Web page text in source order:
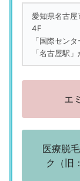
エミナルクリ
「駅から近く
った」
（24歳／正社
福祉系など）
エミナルクリ
「前回の施術
（33歳／その
系など）
評判の悪い口コ
エミナルクリ
愛知県名古
4F
「国際セン
「名古屋駅
エ
医療脱
ク（旧